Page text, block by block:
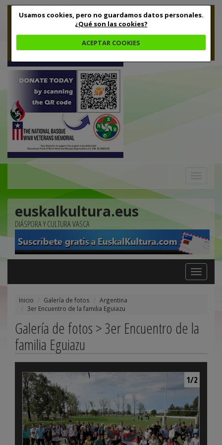
Usamos cookies, pero no guardamos datos personales.
¿Qué son las cookies?
ACEPTAR COOKIES
euskalkultura.eus
DIÁSPORA Y CULTURA VASCA
Toggle
navigation
Inicio Galería de fotos
Argentina
3er Encuentro de la familia Eguiazu
Galería de fotos > 3er Encuentro de la
familia Eguiazu
1/2